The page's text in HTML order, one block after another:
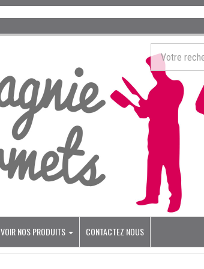
VOIR NOS PRODUITS CONTACTEZ NOUS